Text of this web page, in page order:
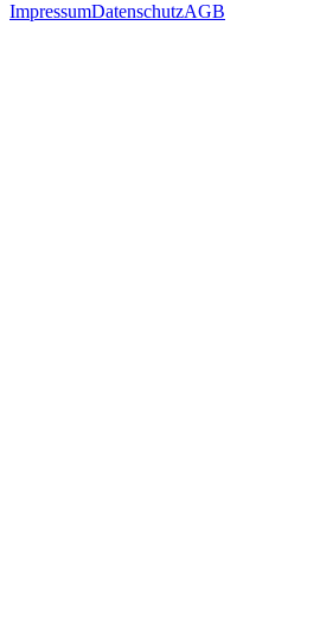
ImpressumDatenschutzAGB